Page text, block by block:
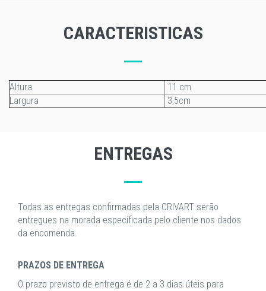
CARACTERISTICAS
Altura
11 cm
Largura
3,5cm
ENTREGAS
Todas as entregas confirmadas pela CRIVART serão
entregues na morada especificada pelo cliente nos dados
da encomenda.
PRAZOS DE ENTREGA
O prazo previsto de entrega é de 2 a 3 dias úteis para